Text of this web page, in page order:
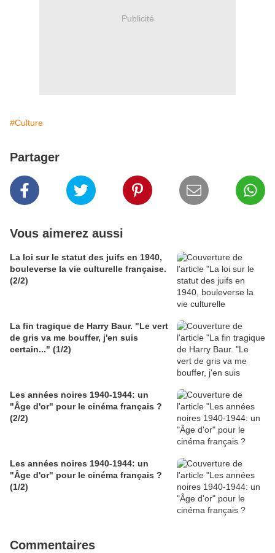
Publicité
#Culture
Partager
Vous aimerez aussi
La loi sur le statut des juifs en 1940,
bouleverse la vie culturelle française.
(2/2)
La fin tragique de Harry Baur. "Le vert
de gris va me bouffer, j'en suis
certain..." (1/2)
Les années noires 1940-1944: un
"Âge d'or" pour le cinéma français ?
(2/2)
Les années noires 1940-1944: un
"Âge d'or" pour le cinéma français ?
(1/2)
Commentaires